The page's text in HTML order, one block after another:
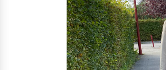
Actualités
Nos remises
Nos dernières actus
Le magazine du donateur